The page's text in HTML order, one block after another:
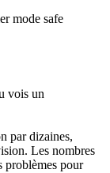
mode safe
vois un
par dizaines,
Les nombres
problèmes pour